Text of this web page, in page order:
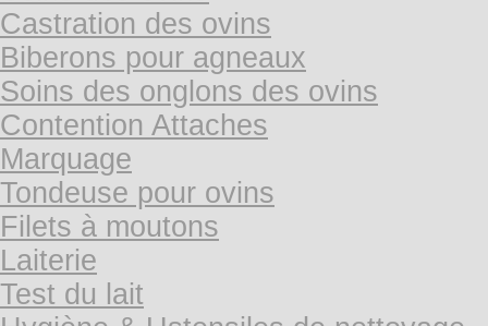
Castration des ovins
Biberons pour agneaux
Soins des onglons des ovins
Contention Attaches
Marquage
Tondeuse pour ovins
Filets à moutons
Laiterie
Test du lait